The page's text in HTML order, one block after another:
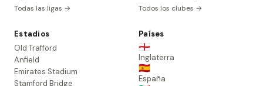
Todas las ligas → Todos los clubes →
Estadios
Old Trafford
Anfield
Emirates Stadium
Stamford Bridge
Países
🏴󠁧󠁢󠁥󠁮󠁧󠁿
Inglaterra
🇪🇸
España